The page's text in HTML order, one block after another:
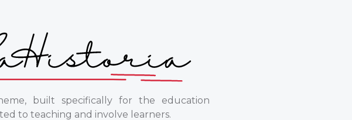
built specifically for the education
to teaching and involve learners.